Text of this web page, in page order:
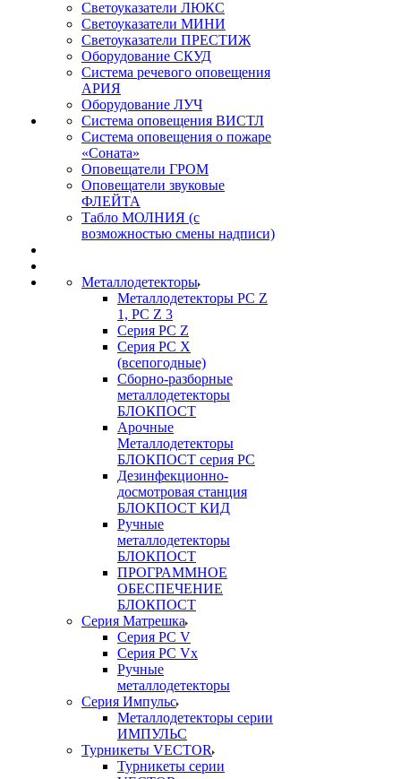
Светоуказатели ЛЮКС
Светоуказатели МИНИ
Светоуказатели ПРЕСТИЖ
Оборудование СКУД
Система речевого оповещения
АРИЯ
Оборудование ЛУЧ
Система оповещения ВИСТЛ
Система оповещения о пожаре
«Соната»
Оповещатели ГРОМ
Оповещатели звуковые
ФЛЕЙТА
Табло МОЛНИЯ (с
возможностью смены надписи)
Металлодетекторы
Металлодетекторы РС Z
1, PC Z 3
Серия РС Z
Серия РС X
(всепогодные)
Сборно-разборные
металлодетекторы
БЛОКПОСТ
Арочные
Металлодетекторы
БЛОКПОСТ серия РС
Дезинфекционно-
досмотровая станция
БЛОКПОСТ КИД
Ручные
металлодетекторы
БЛОКПОСТ
ПРОГРАММНОЕ
ОБЕСПЕЧЕНИЕ
БЛОКПОСТ
Серия Матрешка
Серия PC V
Серия PC Vx
Ручные
металлодетекторы
Серия Импульс
Металлодетекторы серии
ИМПУЛЬС
Турникеты VECTOR
Турникеты серии